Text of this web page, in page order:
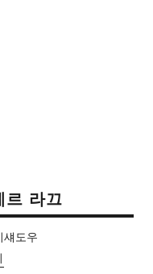
르 라끄
섀도우